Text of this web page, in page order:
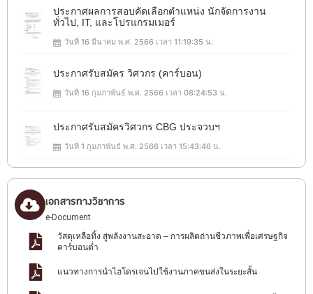
ประกาศผลการสอบคัดเลือกตำแหน่ง นักจัดการงาน
ทั่วไป, IT, และโปรแกรมเมอร์
วันที่ 16 มีนาคม พ.ศ. 2566 เวลา 11:19:35 น.
ประกาศรับสมัคร วิศวกร (คาร์บอน)
วันที่ 16 กุมภาพันธ์ พ.ศ. 2566 เวลา 08:24:53 น.
ประกาศรับสมัครวิศวกร CBG ประจวบฯ
วันที่ 1 กุมภาพันธ์ พ.ศ. 2566 เวลา 15:43:46 น.
เอกสารทางวิชาการ
e-Document
วัสดุเหลือทิ้ง สู่พลังงานสะอาด – การผลิตถ่านชีวภาพเพื่อเศรษฐกิจ
คาร์บอนต่ำ
แนวทางการนำไฮโดรเจนไปใช้งานภาคขนส่งในระยะสั้น